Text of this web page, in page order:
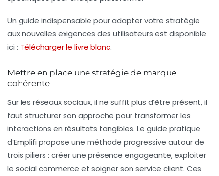
Un guide indispensable pour adapter votre stratégie
aux nouvelles exigences des utilisateurs est disponible
ici : Télécharger le livre blanc.
Mettre en place une stratégie de marque
cohérente
Sur les réseaux sociaux, il ne suffit plus d’être présent, il
faut structurer son approche pour transformer les
interactions en résultats tangibles. Le guide pratique
d’Emplifi propose une méthode progressive autour de
trois piliers : créer une présence engageante, exploiter
le social commerce et soigner son service client. Ces